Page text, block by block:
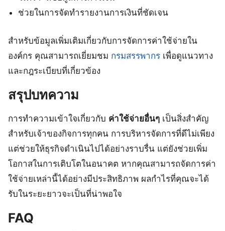
ช่วยในการจัดทำรายงานการเงินที่ชัดเจน
สำหรับข้อมูลเพิ่มเติมเกี่ยวกับการจัดการค่าใช้จ่ายใน
องค์กร คุณสามารถเยี่ยมชม กรมสรรพากร เพื่อดูแนวทาง
และกฎระเบียบที่เกี่ยวข้อง
สรุปบทความ
การทำความเข้าใจเกี่ยวกับ ค่าใช้จ่ายอื่นๆ เป็นสิ่งสำคัญ
สำหรับเจ้าของกิจการทุกคน การบริหารจัดการที่ดีไม่เพียง
แต่ช่วยให้ธุรกิจดำเนินไปได้อย่างราบรื่น แต่ยังช่วยเพิ่ม
โอกาสในการเติบโตในอนาคต หากคุณสามารถจัดการค่า
ใช้จ่ายเหล่านี้ได้อย่างมีประสิทธิภาพ ผลกำไรที่คุณจะได้
รับในระยะยาวจะเป็นที่น่าพอใจ
FAQ